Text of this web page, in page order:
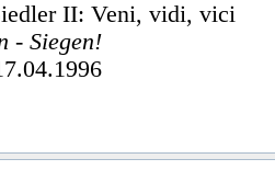
II: Veni, vidi, vici
- Siegen!